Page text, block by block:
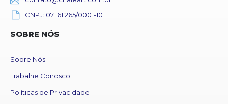
CNPJ: 07.161.265/0001-10
SOBRE NÓS
Sobre Nós
Trabalhe Conosco
Políticas de Privacidade